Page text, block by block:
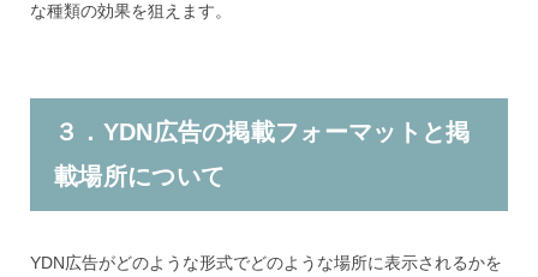
な種類の効果を狙えます。
３．YDN広告の掲載フォーマットと掲
載場所について
YDN広告がどのような形式でどのような場所に表示されるかを